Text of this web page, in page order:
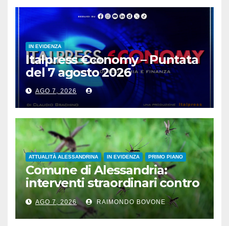
IN EVIDENZA
Italpress €conomy – Puntata
del 7 agosto 2026
AGO 7, 2026
ATTUALITÀ ALESSANDRINA IN EVIDENZA PRIMO PIANO
Comune di Alessandria:
interventi straordinari contro
le zanzare
AGO 7, 2026 RAIMONDO BOVONE